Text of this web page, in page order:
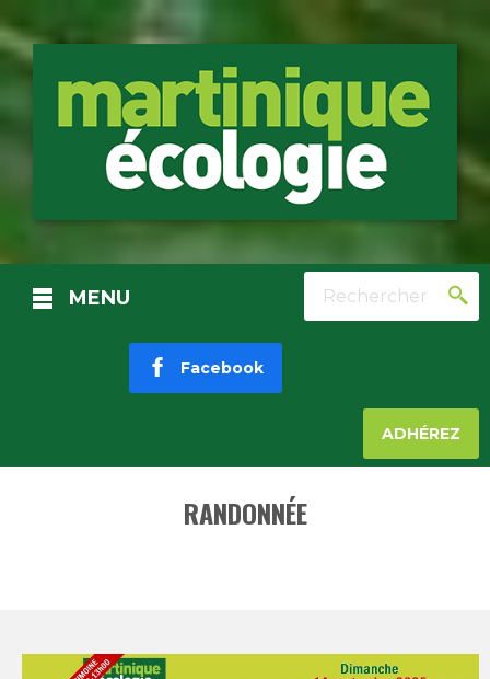
MENU Rechercher
Facebook
ADHÉREZ
RANDONNÉE